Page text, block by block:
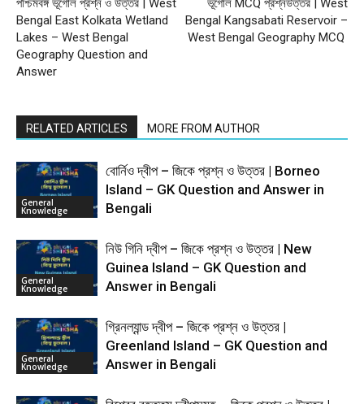
পশ্চিমবঙ্গ ভূগোল প্রশ্ন ও উত্তর | West
Bengal East Kolkata Wetland
Lakes – West Bengal
Geography Question and
Answer
ভূগোল MCQ প্রশ্নউত্তর | West
Bengal Kangsabati Reservoir –
West Bengal Geography MCQ
RELATED ARTICLES MORE FROM AUTHOR
General
Knowledge
বোর্নিও দ্বীপ – জিকে প্রশ্ন ও উত্তর | Borneo
Island – GK Question and Answer in
Bengali
General
Knowledge
নিউ গিনি দ্বীপ – জিকে প্রশ্ন ও উত্তর | New
Guinea Island – GK Question and
Answer in Bengali
General
Knowledge
গ্রিনল্যান্ড দ্বীপ – জিকে প্রশ্ন ও উত্তর |
Greenland Island – GK Question and
Answer in Bengali